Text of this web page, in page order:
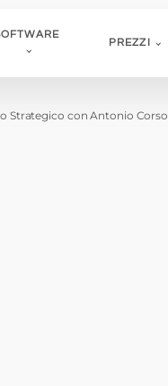
PREZZI
Strategico con Antonio Corso